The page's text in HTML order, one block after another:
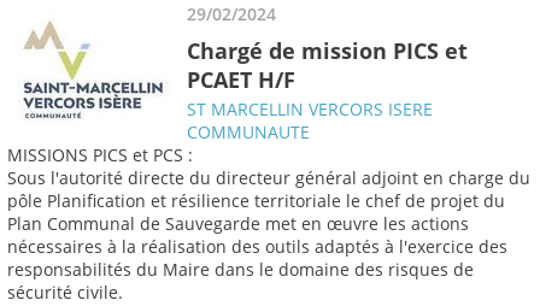
29/02/2024
Chargé de mission PICS et
PCAET H/F
ST MARCELLIN VERCORS ISERE
COMMUNAUTE
MISSIONS PICS et PCS :
Sous l'autorité directe du directeur général adjoint en charge du
pôle Planification et résilience territoriale le chef de projet du
Plan Communal de Sauvegarde met en œuvre les actions
nécessaires à la réalisation des outils adaptés à l'exercice des
responsabilités du Maire dans le domaine des risques de
sécurité civile.